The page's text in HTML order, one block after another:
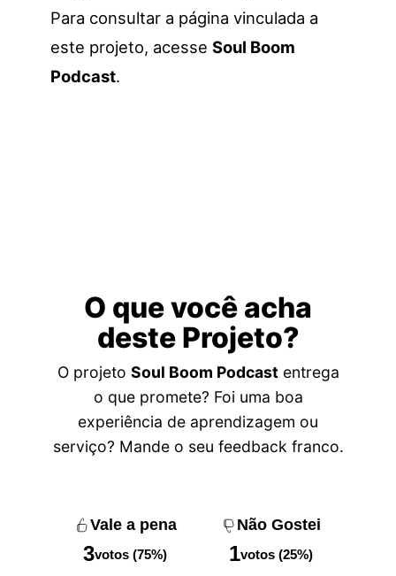
Para consultar a página vinculada a
este projeto, acesse Soul Boom
Podcast.
O que você acha
deste Projeto?
O projeto Soul Boom Podcastentrega
o que promete? Foi uma boa
experiência de aprendizagem ou
serviço? Mande o seu feedback franco.
Vale a pena
3votos (75%)
Não Gostei
1votos (25%)